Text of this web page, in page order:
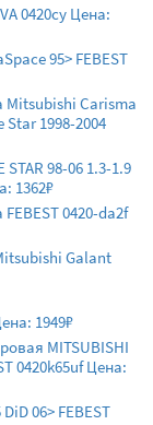
0420cy Цена:
95> FEBEST
Mitsubishi Carisma
Star 1998-2004
98-06 1.3-1.9
1362₽
0420-da2f
Galant
1949₽
MITSUBISHI
0420k65uf Цена:
06> FEBEST